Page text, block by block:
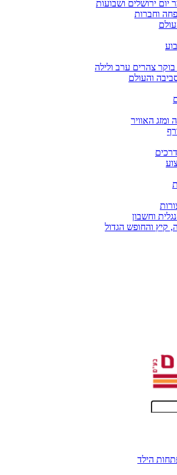
יום ירושלים ושבועות
וחברות
צהרים ערב ולילה
והעולם
ומזג האוויר
וחשבון
קיץ והחופש הגדול
הילד